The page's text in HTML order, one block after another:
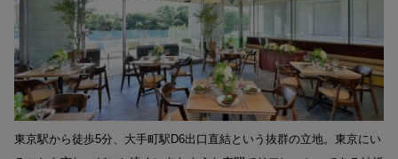
東京駅から徒歩5分、大手町駅D6出口直結という抜群の立地。東京にい